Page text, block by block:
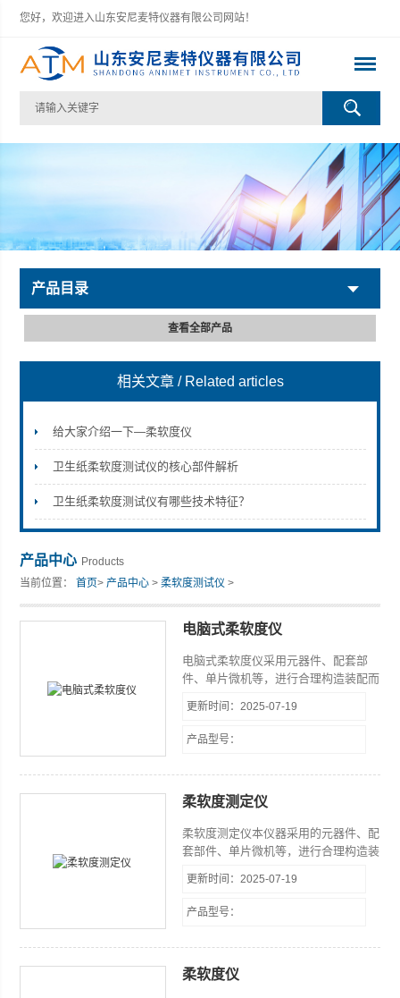
您好，欢迎进入山东安尼麦特仪器有限公司网站！
山东安尼麦特仪器有限公司
产品目录
查看全部产品
相关文章 / Related articles
给大家介绍一下—柔软度仪
卫生纸柔软度测试仪的核心部件解析
卫生纸柔软度测试仪有哪些技术特征？
产品中心 Products
当前位置：首页>产品中心 >柔软度测试仪 >
电脑式柔软度仪
电脑式柔软度仪采用元器件、配套部
件、单片微机等，进行合理构造装配而
功能全、操作方便、性能稳定等特点，
同时仪器具有标准中包含的各项参数的
品，皮革等片状柔性材料的柔软度的测
更新时间：2025-07-19
产品型号：
柔软度测定仪
柔软度测定仪​本仪器采用的元器件、配
套部件、单片微机等，进行合理构造装
轻、功能全、操作方便、性能稳定等特
点，同时仪器具有标准中包含的各项参
更新时间：2025-07-19
产品型号：
柔软度仪